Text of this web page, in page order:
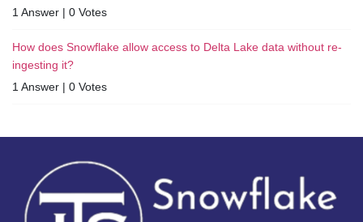
1 Answer | 0 Votes
How does Snowflake allow access to Delta Lake data without re-
ingesting it?
1 Answer | 0 Votes